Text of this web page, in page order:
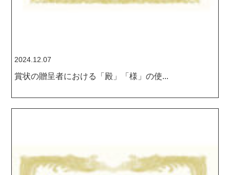
2024.12.07
賞状の贈呈者における「殿」「様」の使...